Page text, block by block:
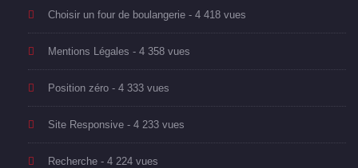
Choisir un four de boulangerie - 4 418 vues
Mentions Légales - 4 358 vues
Position zéro - 4 333 vues
Site Responsive - 4 233 vues
Recherche - 4 224 vues